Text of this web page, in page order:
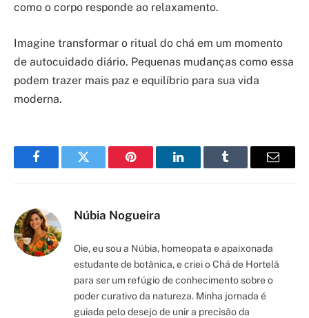
como o corpo responde ao relaxamento.
Imagine transformar o ritual do chá em um momento
de autocuidado diário. Pequenas mudanças como essa
podem trazer mais paz e equilíbrio para sua vida
moderna.
FacebookTwitter Pinterest LinkedInTumblr Email
Núbia Nogueira
Oie, eu sou a Núbia, homeopata e apaixonada
estudante de botânica, e criei o Chá de Hortelã
para ser um refúgio de conhecimento sobre o
poder curativo da natureza. Minha jornada é
guiada pelo desejo de unir a precisão da